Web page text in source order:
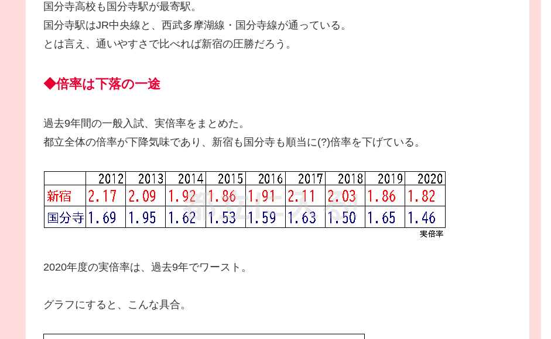
国分寺高校も国分寺駅が最寄駅。
国分寺駅はJR中央線と、西武多摩湖線・国分寺線が通っている。
とは言え、通いやすさで比べれば新宿の圧勝だろう。
◆倍率は下落の一途
過去9年間の一般入試、実倍率をまとめた。
都立全体の倍率が下降気味であり、新宿も国分寺も順当に(?)倍率を下げている。
2020年度の実倍率は、過去9年でワースト。
グラフにすると、こんな具合。